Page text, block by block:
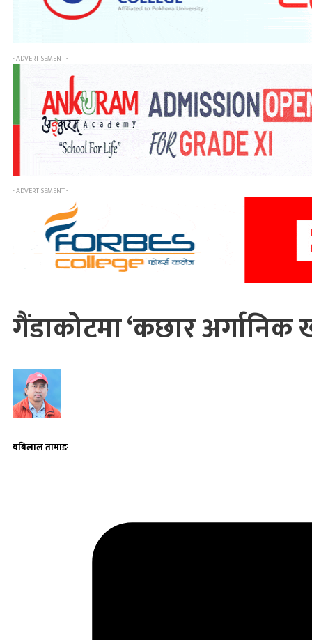
- ADVERTISEMENT -
- ADVERTISEMENT -
गैंडाकोटमा ‘कछार अर्गानिक
बबिलाल तामाङ